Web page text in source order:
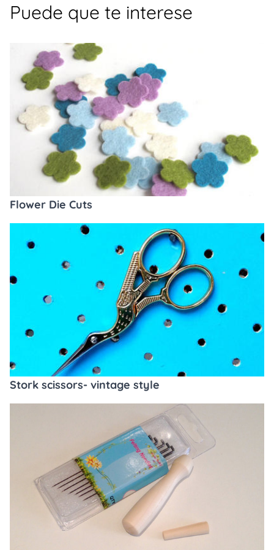
Puede que te interese
Flower Die Cuts
Stork scissors- vintage style